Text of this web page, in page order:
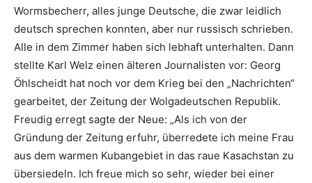
Wormsbecherr, alles junge Deutsche, die zwar leidlich
deutsch sprechen konnten, aber nur russisch schrieben.
Alle in dem Zimmer haben sich lebhaft unterhalten. Dann
stellte Karl Welz einen älteren Journalisten vor: Georg
Öhlscheidt hat noch vor dem Krieg bei den „Nachrichten“
gearbeitet, der Zeitung der Wolgadeutschen Republik.
Freudig erregt sagte der Neue: „Als ich von der
Gründung der Zeitung erfuhr, überredete ich meine Frau
aus dem warmen Kubangebiet in das raue Kasachstan zu
übersiedeln. Ich freue mich so sehr, wieder bei einer